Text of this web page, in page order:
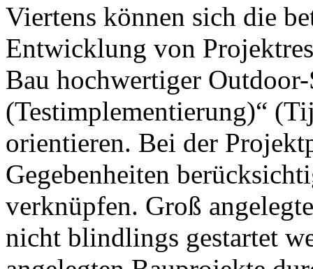
Viertens können sich die
Entwicklung von
Bau hochwertiger
(Testimplementierung)“
orientieren. Bei der
Gegebenheiten
verknüpfen. Groß
nicht blindlings gestartet